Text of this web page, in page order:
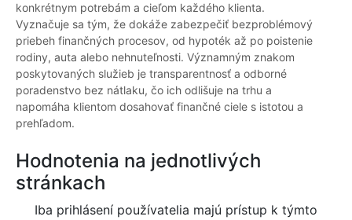
konkrétnym potrebám a cieľom každého klienta.
Vyznačuje sa tým, že dokáže zabezpečiť bezproblémový
priebeh finančných procesov, od hypoték až po poistenie
rodiny, auta alebo nehnuteľnosti. Významným znakom
poskytovaných služieb je transparentnosť a odborné
poradenstvo bez nátlaku, čo ich odlišuje na trhu a
napomáha klientom dosahovať finančné ciele s istotou a
prehľadom.
Hodnotenia na jednotlivých
stránkach
Iba prihlásení používatelia majú prístup k týmto